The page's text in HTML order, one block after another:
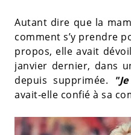
Autant dire que la
comment s’y prendre
propos, elle avait
janvier dernier, dans
depuis supprimée.
avait-elle confié à sa